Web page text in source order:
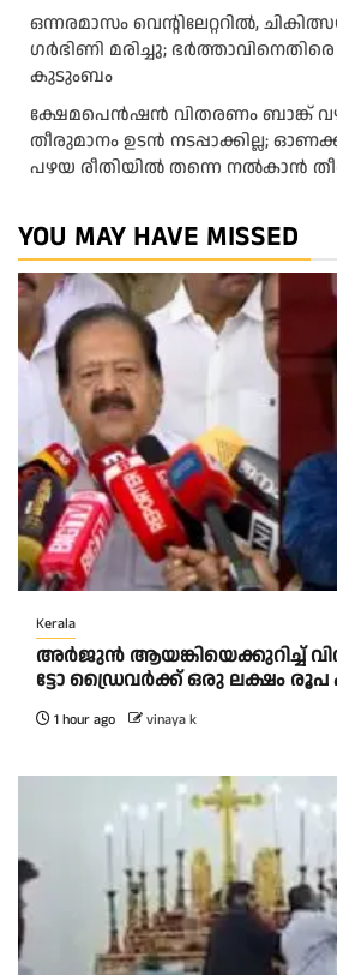
ഒന്നരമാസം വെന്റിലേറ്ററിൽ,
ഗർഭിണി മരിച്ചു;
കുടുംബം
ക്ഷേമപെൻഷൻ വിതരണം ബാങ്ക്
തീരുമാനം ഉടൻ നടപ്പാക്കില്ല;
പഴയ രീതിയിൽ തന്നെ നൽകാൻ
YOU MAY HAVE MISSED
Kerala
അ​ർ​ജു​ൻ ആ​യ​ങ്കി​യെ​ക്കു​റി​ച്ച്
ട്ടോ ഡ്രൈ​വ​ർ​ക്ക് ഒ​രു ല​ക്ഷം രൂ​പ
1 hour ago vinaya k